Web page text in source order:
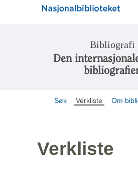
Bibliografi
Den
Søk Verkliste Om
Verkliste